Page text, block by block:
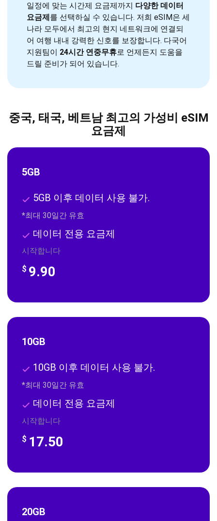
일정에 맞는 시간제 요금제까지 다양한 데이터
요금제를 선택하실 수 있습니다. 저희 eSIM은 세
나라 모두에서 최고의 현지 네트워크에 연결되
어 여행 내내 강력한 신호를 보장합니다. 다국어
지원팀이 24시간 연중무휴로 언제든지 도움을
드릴 준비가 되어 있습니다.
중국, 태국, 베트남 최고의 가성비 eSIM
요금제
5GB
5GB 이후 데이터 사용 불가.
*최대 30일간 유효
데이터 전용 요금제
시작합니다
$ 9.90
10GB
10GB 이후 데이터 사용 불가.
*최대 30일간 유효
데이터 전용 요금제
시작합니다
$ 17.50
20GB